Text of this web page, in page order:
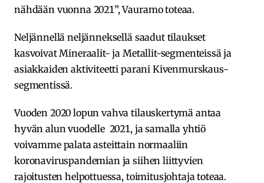
nähdään vuonna 2021”, Vauramo toteaa.
Neljännellä neljänneksellä saadut tilaukset
kasvoivat Mineraalit- ja Metallit-segmenteissä ja
asiakkaiden aktiviteetti parani Kivenmurskaus-
segmentissä.
Vuoden 2020 lopun vahva tilauskertymä antaa
hyvän alun vuodelle 2021, ja samalla yhtiö
voivamme palata asteittain normaaliin
koronaviruspandemian ja siihen liittyvien
rajoitusten helpottuessa, toimitusjohtaja toteaa.